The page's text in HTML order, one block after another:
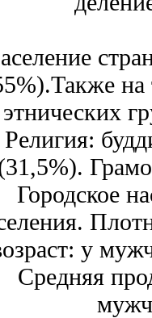
на
этнических
Религия:
Городское
у
Средняя